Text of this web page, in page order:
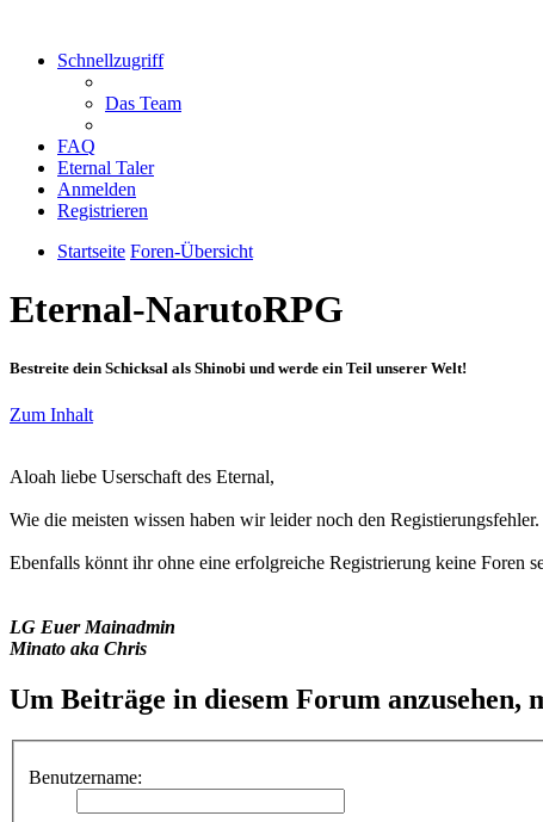
Schnellzugriff
Das Team
FAQ
Eternal Taler
Anmelden
Registrieren
Startseite Foren-Übersicht
Eternal-NarutoRPG
Bestreite dein Schicksal als Shinobi und werde ein Teil unserer Welt!
Zum Inhalt
Aloah liebe Userschaft des Eternal,
Wie die meisten wissen haben wir leider noch den
Ebenfalls könnt ihr ohne eine erfolgreiche Registrierung keine Foren
LG Euer Mainadmin
Minato aka Chris
Um Beiträge in diesem Forum anzusehen,
Benutzername: